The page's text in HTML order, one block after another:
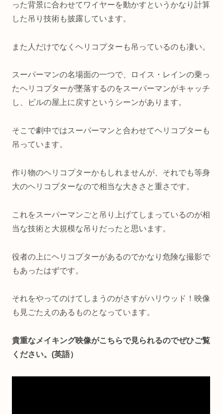
った背景に合わせてワイヤーを動かすというかなり計算
した吊り技術も披露しています。
また人だけでなくヘリコプターも吊っているのも凄い。
スーパーマンの名場面の一つで、ロイス・レインの乗っ
たヘリコプターが墜落するのをスーパーマンがキャッチ
し、ビルの屋上に戻すというシーンがあります。
そこで劇中ではスーパーマンと合わせてヘリコプターも
吊っています。
作り物のヘリコプターかもしれませんが、それでも等身
大のヘリコプターなので相当な大きさと重さです。
これをスーパーマンごと吊り上げてしまっているのが相
当な技術と大規模な吊りだったと思います。
役者の上にヘリコプターがあるのでかなり危険な撮影で
もあったはずです。
それをやってのけてしまうのがさすがハリウッド！映像
も見ごたえのあるものとなっています。
貴重なメイキング映像がこちらで見られるのでぜひご覧
ください。(英語）